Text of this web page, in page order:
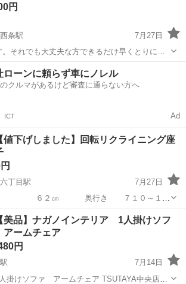
円
条駅
7月27日
それでも大丈夫な方できるだけ早くとりにき
いただきます。 よろしくおねがいします。
予西条駅 ソファ
ローンに頼らず車にノレル
クルマがあるけど審査に通らない方へ
ICT Ad
値下げしました】回転リクライニング座
丁目駅
7月27日
６２㎝ 奥行き ７１０～１１
～８７０㎝ 【状 態】 ＊両サイドの
あせ等ありますが、
ニング ...
本町六丁目駅 ソファ リクライニング
品】ナガノインテリア 1人掛けソフ
ームチェア
円
7月14日
ァ アームチェア TSUTAYA中央店に